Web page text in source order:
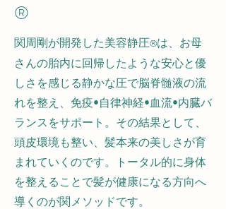
​®︎
関周剛が開発した美容静圧®︎は、お母
さんの胎内に回帰したような安心と優
しさを感じる静かな圧で脳脊髄液の流
れを整え、免疫•自律神経•血流•内臓バ
ランスをサポート。その結果として、
頭皮環境も整い、髪本来の美しさが育
まれていくのです。トータル的に身体
を整えることで髪が健康になる方向へ
導くのが関メソッドです。